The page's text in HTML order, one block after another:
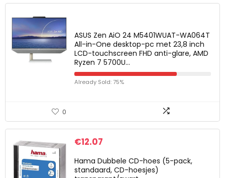
ASUS Zen AiO 24 M5401WUAT-WA064T
All-in-One desktop-pc met 23,8 inch
LCD-touchscreen FHD anti-glare, AMD
Ryzen 7 5700U…
Already Sold: 75%
0
€12.07
Hama Dubbele CD-hoes (5-pack,
standaard, CD-hoesjes)